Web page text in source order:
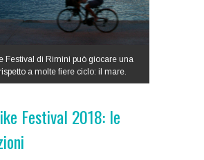
Festival di Rimini può giocare una
a molte fiere ciclo: il mare.
Festival 2018: le